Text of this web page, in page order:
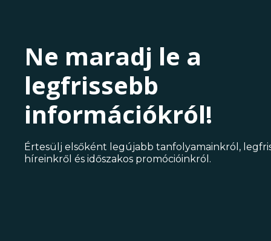
Ne maradj le a
legfrissebb
információkról!
Értesülj elsőként legújabb tanfolyamainkról,
híreinkről és időszakos promócióinkról.